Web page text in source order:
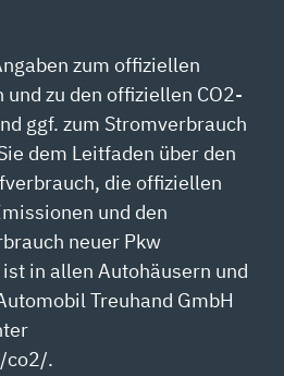
zum offiziellen
zu den offiziellen CO2-
ggf. zum Stromverbrauch
dem Leitfaden über den
die offiziellen
und den
neuer Pkw
in allen Autohäusern und
Treuhand GmbH
co2/.